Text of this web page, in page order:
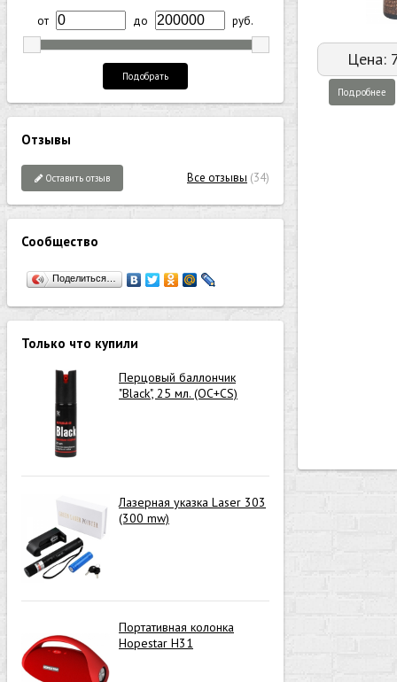
от до руб.
Подобрать
Отзывы
Оставить отзыв Все отзывы (34)
Сообщество
Поделиться…
Только что купили
Перцовый баллончик
"Black", 25 мл. (OC+CS)
Лазерная указка Laser 303
(300 mw)
Портативная колонка
Hopestar H31
Цена:
Подробнее